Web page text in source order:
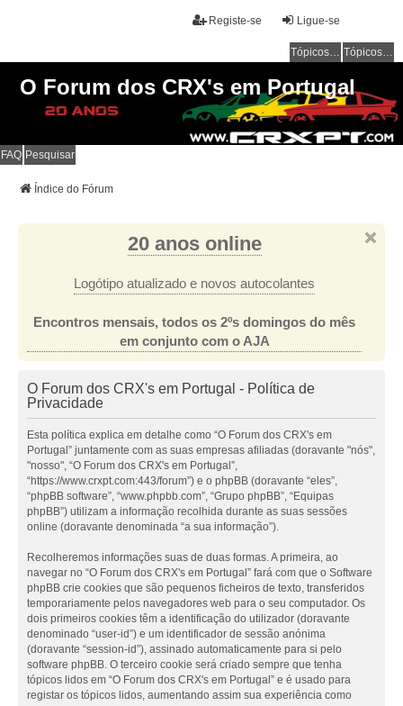
Ligue-se
Registe-se
Tópicos sem resposta Tópicos ativos
O Forum dos CRX's em Portugal
FAQ Pesquisar
Índice do Fórum
20 anos online
Logótipo atualizado e novos autocolantes
Encontros mensais, todos os 2ºs domingos do mês
em conjunto com o AJA
O Forum dos CRX's em Portugal - Política de
Privacidade
Esta política explica em detalhe como “O Forum dos CRX's em
Portugal” juntamente com as suas empresas afiliadas (doravante "nós",
"nosso", “O Forum dos CRX's em Portugal”,
“https://www.crxpt.com:443/forum”) e o phpBB (doravante “eles”,
“phpBB software”, “www.phpbb.com”, “Grupo phpBB”, “Equipas
phpBB”) utilizam a informação recolhida durante as suas sessões
online (doravante denominada “a sua informação”).
Recolheremos informações suas de duas formas. A primeira, ao
navegar no “O Forum dos CRX's em Portugal” fará com que o Software
phpBB crie cookies que são pequenos ficheiros de texto, transferidos
temporariamente pelos navegadores web para o seu computador. Os
dois primeiros cookies têm a identificação do utilizador (doravante
denominado “user-id”) e um identificador de sessão anónima
(doravante “session-id”), assinado automaticamente para si pelo
software phpBB. O terceiro cookie será criado sempre que tenha
tópicos lidos em “O Forum dos CRX's em Portugal” e é usado para
registar os tópicos lidos, aumentando assim sua experiência como